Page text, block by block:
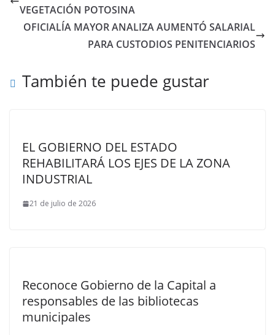
VEGETACIÓN POTOSINA
OFICIALÍA MAYOR ANALIZA AUMENTÓ SALARIAL
PARA CUSTODIOS PENITENCIARIOS
También te puede gustar
EL GOBIERNO DEL ESTADO
REHABILITARÁ LOS EJES DE LA ZONA
INDUSTRIAL
21 de julio de 2026
Reconoce Gobierno de la Capital a
responsables de las bibliotecas
municipales